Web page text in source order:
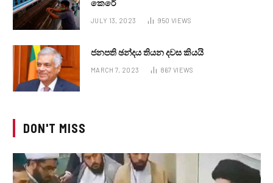
කෙරේ
JULY 13, 2023 950 VIEWS
ජනපති ඡන්දය තියන දවස කියයි
MARCH 7, 2023 867 VIEWS
DON'T MISS